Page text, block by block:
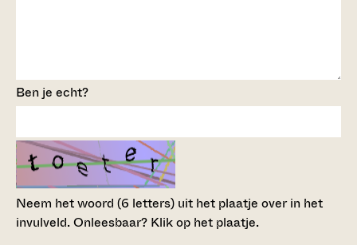
Ben je echt?
Neem het woord (6 letters) uit het plaatje over in het
invulveld.Onleesbaar? Klik op het plaatje.